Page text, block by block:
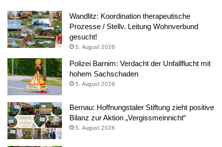
Wandlitz: Koordination therapeutische
Prozesse / Stellv. Leitung Wohnverbund
gesucht!
5. August 2026
Polizei Barnim: Verdacht der Unfallflucht mit
hohem Sachschaden
5. August 2026
Bernau: Hoffnungstaler Stiftung zieht positive
Bilanz zur Aktion „Vergissmeinnicht“
5. August 2026